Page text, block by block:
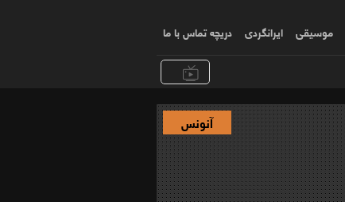
موسیقی ایرانگردی دریچه تماس با ما
آنونس